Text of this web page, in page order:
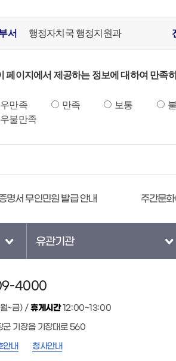
서 행정자치국 행정지원과
페이지에서 제공하는 정보에 대하여 만족
만족 만족 보통
불만족
명서 무인민원 발급 안내 주간문화
유관기관
4000
~금) /휴게시간12:00~13:00
기장읍 기장대로 560
안내 청사안내